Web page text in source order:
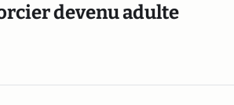
devenu adulte